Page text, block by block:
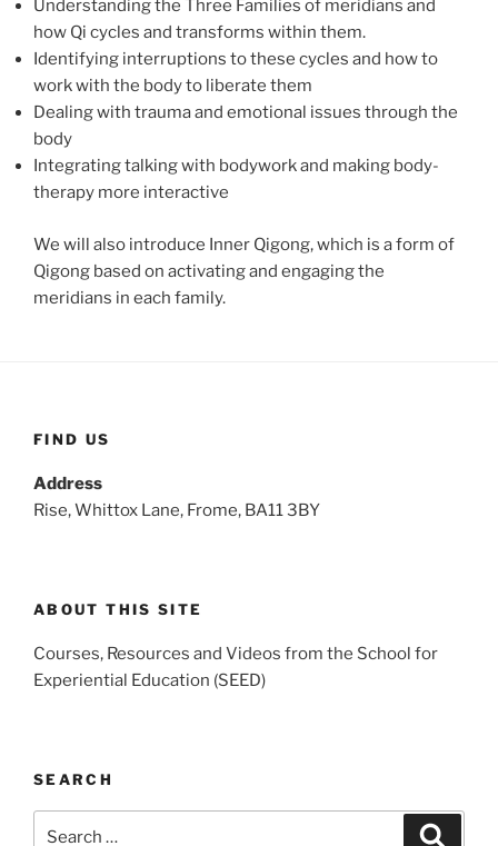
Understanding the Three Families of meridians and
how Qi cycles and transforms within them.
Identifying interruptions to these cycles and how to
work with the body to liberate them
Dealing with trauma and emotional issues through the
body
Integrating talking with bodywork and making body-
therapy more interactive
We will also introduce Inner Qigong, which is a form of
Qigong based on activating and engaging the
meridians in each family.
FIND US
Address
Rise, Whittox Lane, Frome, BA11 3BY
ABOUT THIS SITE
Courses, Resources and Videos from the School for
Experiential Education (SEED)
SEARCH